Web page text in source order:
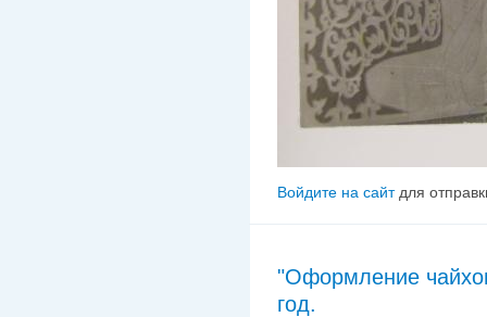
Войдите на сайтдля
"Оформление
год.